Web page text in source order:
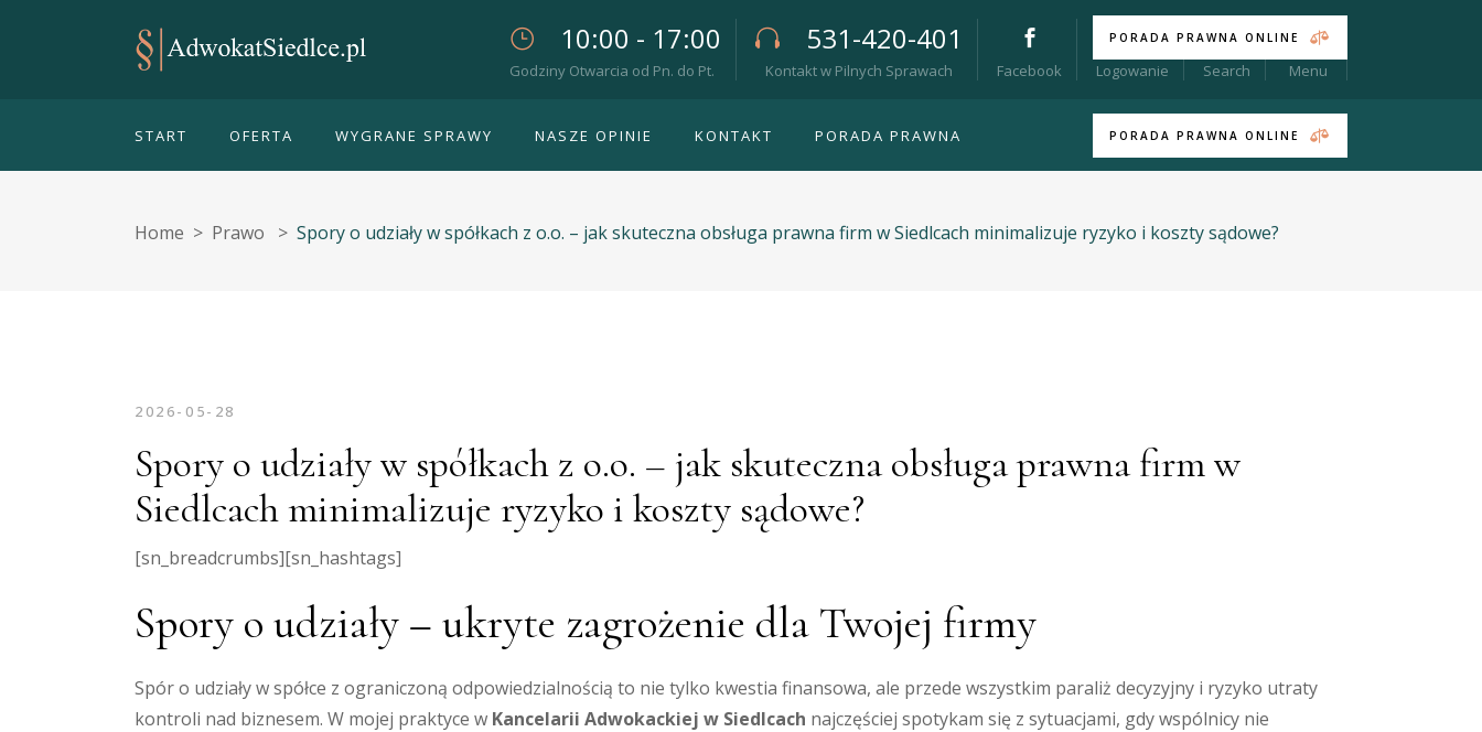
10:00 - 17:00
Godziny Otwarcia od Pn. do Pt.
531-420-401
Kontakt w Pilnych Sprawach Facebook Logowanie Search Menu
START OFERTA WYGRANE SPRAWY NASZE OPINIE KONTAKT PORADA PRAWNA PORADA PRAWNA ONLINE
PORADA PRAWNA ONLINE
Home > Prawo > Spory o udziały w spółkach z o.o. – jak skuteczna obsługa prawna firm w Siedlcach minimalizuje ryzyko i koszty sądowe?
2026-05-28
Spory o udziały w spółkach z o.o. – jak skuteczna obsługa prawna firm w
Siedlcach minimalizuje ryzyko i koszty sądowe?
[sn_breadcrumbs][sn_hashtags]
Spory o udziały – ukryte zagrożenie dla Twojej firmy
Spór o udziały w spółce z ograniczoną odpowiedzialnością to nie tylko kwestia finansowa, ale przede wszystkim paraliż decyzyjny i ryzyko utraty
kontroli nad biznesem. W mojej praktyce w Kancelarii Adwokackiej w Siedlcach najczęściej spotykam się z sytuacjami, gdy wspólnicy nie